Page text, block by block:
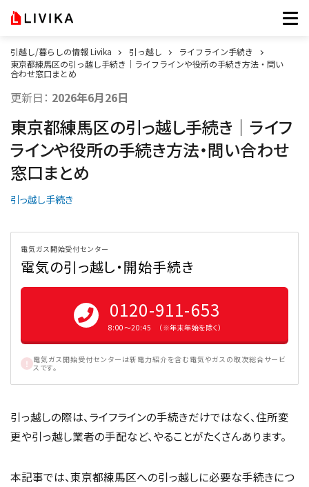
引越し/暮らしの情報 Livika 引っ越し
ライフライン手続き
東京都練馬区の引っ越し手続き｜ライフラインや役所の手続き方法・問い
合わせ窓口まとめ
更新日： 2026年6月26日
東京都練馬区の引っ越し手続き｜ライフ
ラインや役所の手続き方法・問い合わせ
窓口まとめ
引っ越し手続き
電気ガス開始受付センター
電気の引っ越し・開始手続き
0120-911-653
8:00〜20:45 （※年末年始を除く）
電気ガス開始受付センターは新電力紹介を含む電気やガスの取次総合サービ
スです。
引っ越しの際は、ライフラインの手続きだけではなく、住所変
更や引っ越し業者の手配など、やることがたくさんあります。
本記事では、東京都練馬区への引っ越しに必要な手続きにつ